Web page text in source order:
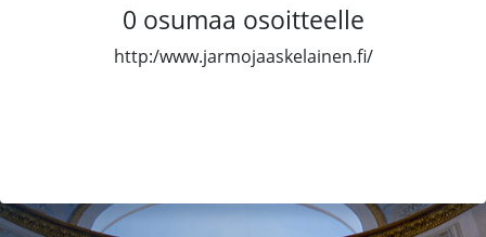
0 osumaa osoitteelle
http:/www.jarmojaaskelainen.fi/